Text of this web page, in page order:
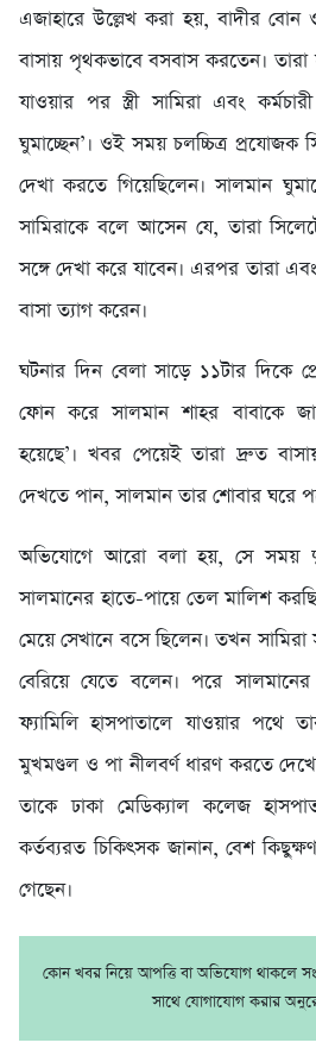
এজাহারে উল্লেখ করা হয়, বাদীর বোন
বাসায় পৃথকভাবে বসবাস করতেন। তারা
যাওয়ার পর স্ত্রী সামিরা এবং
ঘুমাচ্ছেন’। ওই সময় চলচ্চিত্র প্রযোজক
দেখা করতে গিয়েছিলেন। সালমান
সামিরাকে বলে আসেন যে, তারা
সঙ্গে দেখা করে যাবেন। এরপর তারা
বাসা ত্যাগ করেন।
ঘটনার দিন বেলা সাড়ে ১১টার দিকে
ফোন করে সালমান শাহর বাবাকে
হয়েছে’। খবর পেয়েই তারা দ্রুত
দেখতে পান, সালমান তার শোবার ঘরে
অভিযোগে আরো বলা হয়, সে সময়
সালমানের হাতে-পায়ে তেল মালিশ
মেয়ে সেখানে বসে ছিলেন। তখন সামিরা
বেরিয়ে যেতে বলেন। পরে
ফ্যামিলি হাসপাতালে যাওয়ার পথে
মুখমণ্ডল ও পা নীলবর্ণ ধারণ করতে
তাকে ঢাকা মেডিক্যাল কলেজ
কর্তব্যরত চিকিৎসক জানান, বেশ
গেছেন।
কোন খবর নিয়ে আপত্তি বা অভিযোগ থাকলে
সাথে যোগাযোগ করার